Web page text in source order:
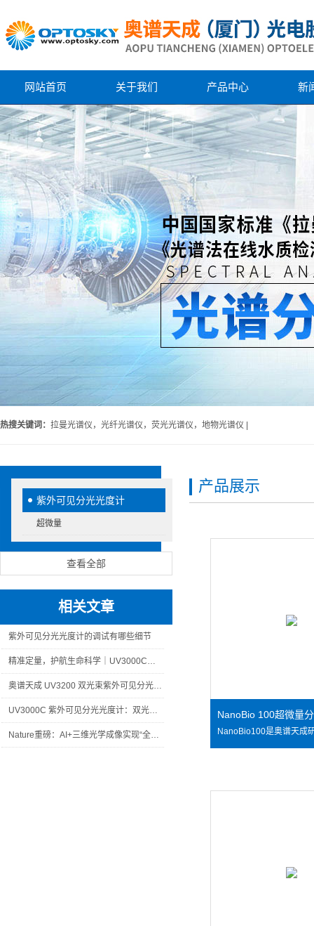
网站首页 关于我们 产品中心 新
热搜关键词： 拉曼光谱仪，光纤光谱仪，荧光光谱仪，地物光谱仪 |
紫外可见分光光度计
超微量
查看全部
相关文章
紫外可见分光光度计的调试有哪些细节
精准定量，护航生命科学｜UV3000C紫外可见分光光度计
奥谱天成 UV3200 双光束紫外可见分光光度计 —— 水质污染物检测
UV3000C 紫外可见分光光度计：双光束系统，全面提升分析可靠性
Nature重磅：AI+三维光学成像实现“全自动细胞诊断”
产品展示
NanoBio 100超微量